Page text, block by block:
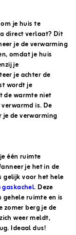
je huis te
direct verlaat? Dit
je de verwarming
omdat je huis
je
je achter de
wordt je
de warmte niet
is. De
de verwarming
één ruimte
je het in de
gelijk voor het hele
. Deze
ruimte en is
zomer berg je de
weer meldt,
Ideaal dus!